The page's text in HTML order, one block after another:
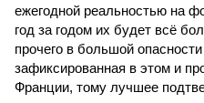
ежегодной реальностью на
год за годом их будет всё
прочего в большой
зафиксированная в этом и
Франции, тому лучшее